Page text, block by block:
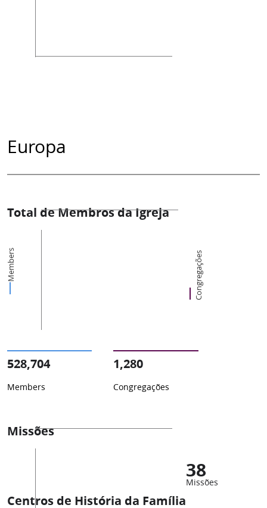
Europa
Total de Membros da Igreja
Members Congregações
528,704
Members
1,280
Congregações
Missões
38
Missões
Centros de História da Família